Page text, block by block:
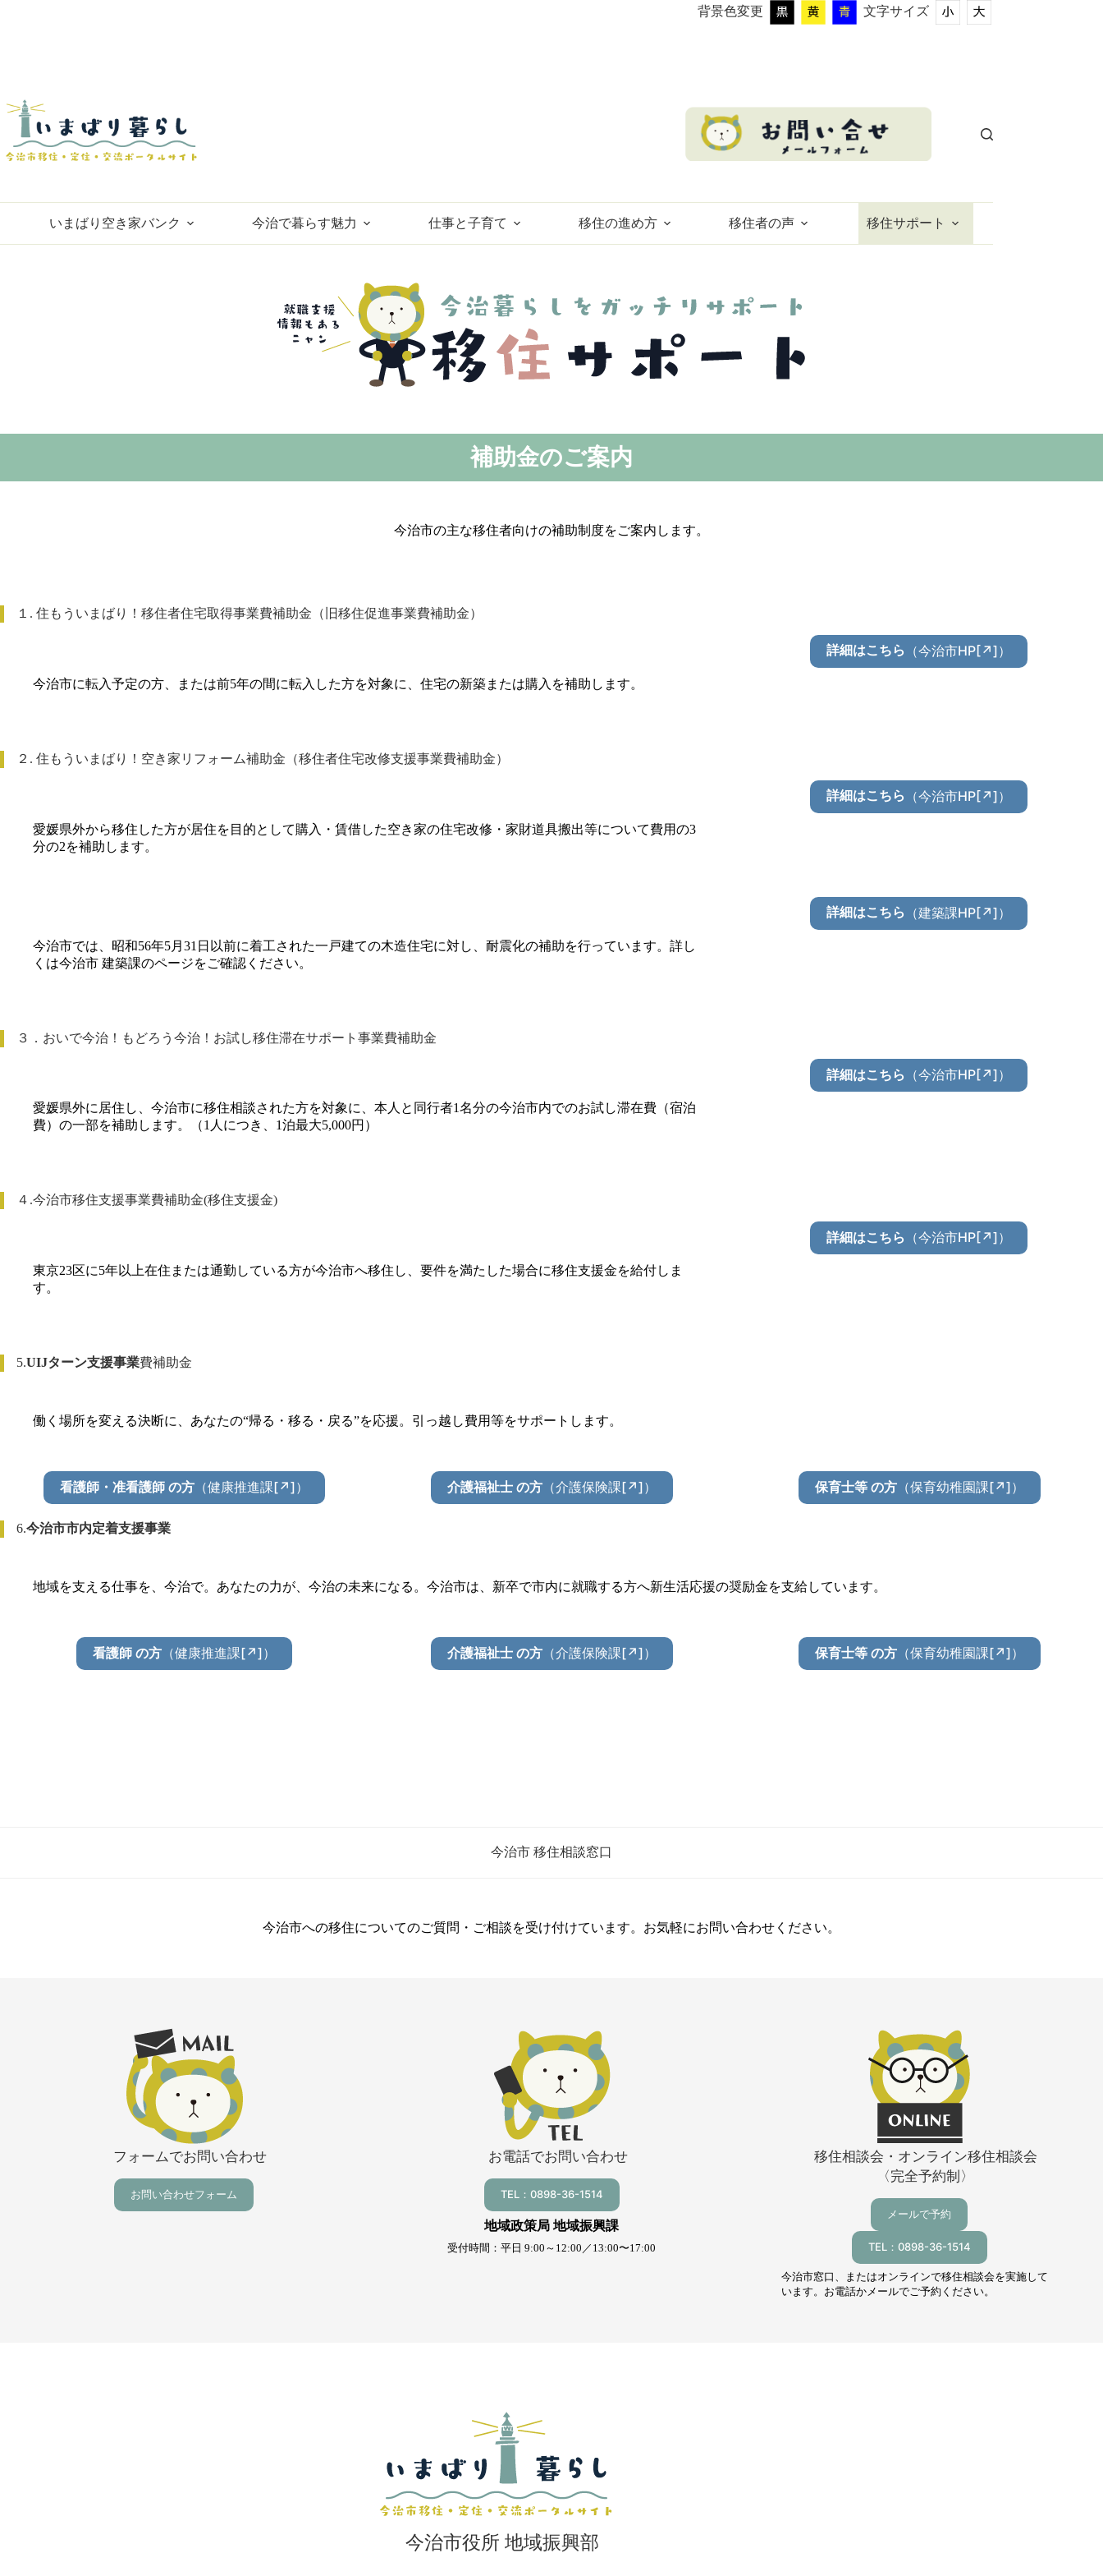
ス
プ
背景色変更 文字サイズ
いまばり空き家バンク 今治で暮らす魅力 仕事と子育て 移住の進め方 移住者の声 移住サポート
補助金のご案内
今治市の主な移住者向けの補助制度をご案内します。
１. 住もういまばり！移住者住宅取得事業費補助金（旧移住促進事業費補助金）
今治市に転入予定の方、または前5年の間に転入した方を対象に、住宅の新築または購入を補助します。
詳細はこちら （今治市HP[↗]）
２. 住もういまばり！空き家リフォーム補助金（移住者住宅改修支援事業費補助金）
愛媛県外から移住した方が居住を目的として購入・賃借した空き家の住宅改修・家財道具搬出等について費用の3
分の2を補助します。
詳細はこちら （今治市HP[↗]）
今治市では、昭和56年5月31日以前に着工された一戸建ての木造住宅に対し、耐震化の補助を行っています。詳し
くは今治市 建築課のページをご確認ください。
詳細はこちら （建築課HP[↗]）
３．おいで今治！もどろう今治！お試し移住滞在サポート事業費補助金
愛媛県外に居住し、今治市に移住相談された方を対象に、本人と同行者1名分の今治市内でのお試し滞在費（宿泊
費）の一部を補助します。（1人につき、1泊最大5,000円）
詳細はこちら （今治市HP[↗]）
４.今治市移住支援事業費補助金(移住支援金)
東京23区に5年以上在住または通勤している方が今治市へ移住し、要件を満たした場合に移住支援金を給付しま
す。
詳細はこちら （今治市HP[↗]）
5.UIJターン支援事業費補助金
働く場所を変える決断に、あなたの“帰る・移る・戻る”を応援。引っ越し費用等をサポートします。
看護師・准看護師 の方（健康推進課[↗]） 介護福祉士 の方（介護保険課[↗]） 保育士等 の方（保育幼稚園課[↗]）
6.今治市市内定着支援事業
地域を支える仕事を、今治で。あなたの力が、今治の未来になる。今治市は、新卒で市内に就職する方へ新生活応援の奨励金を支給しています。
看護師 の方（健康推進課[↗]） 介護福祉士 の方（介護保険課[↗]） 保育士等 の方（保育幼稚園課[↗]）
今治市 移住相談窓口
今治市への移住についてのご質問・ご相談を受け付けています。お気軽にお問い合わせください。
フォームでお問い合わせ
お問い合わせフォーム
お電話でお問い合わせ
TEL：0898-36-1514
地域政策局 地域振興課
受付時間：平日 9:00～12:00／13:00〜17:00
移住相談会・オンライン移住相談会
〈完全予約制〉
メールで予約
TEL：0898-36-1514
今治市窓口、またはオンラインで移住相談会を実施して
います。お電話かメールでご予約ください。
今治市役所 地域振興部